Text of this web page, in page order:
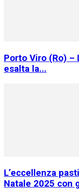
Porto Viro (Ro) –
esalta la...
L’eccellenza
Natale 2025 con